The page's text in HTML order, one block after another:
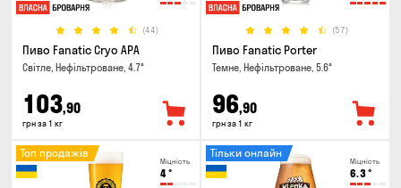
(44)
Пиво Fanatic Cryo APA
Світле, Нефільтроване, 4.7°
103,90
грн за 1 кг
(57)
Пиво Fanatic Porter
Темне, Нефільтроване, 5.6°
96,90
грн за 1 кг
Міцність
4°
Топ продажів
Міцність
6.3°
Тільки онлайн